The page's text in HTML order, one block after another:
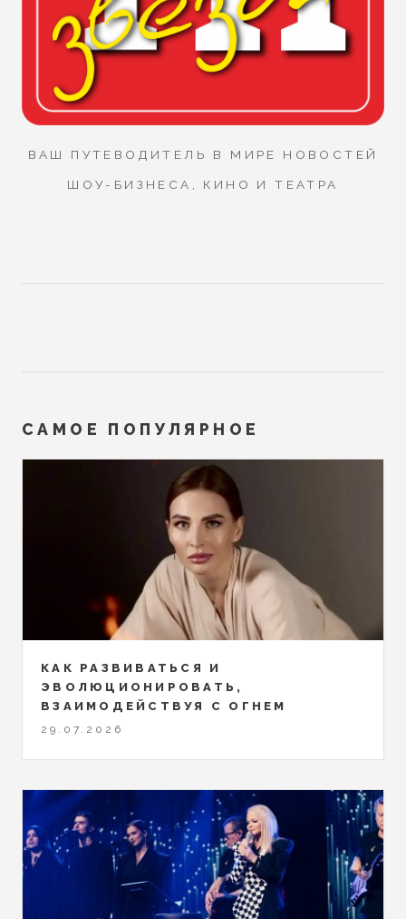
ВАШ ПУТЕВОДИТЕЛЬ В МИРЕ НОВОСТЕЙ
ШОУ-БИЗНЕСА, КИНО И ТЕАТРА
САМОЕ ПОПУЛЯРНОЕ
КАК РАЗВИВАТЬСЯ И
ЭВОЛЮЦИОНИРОВАТЬ,
ВЗАИМОДЕЙСТВУЯ С ОГНЕМ
29.07.2026